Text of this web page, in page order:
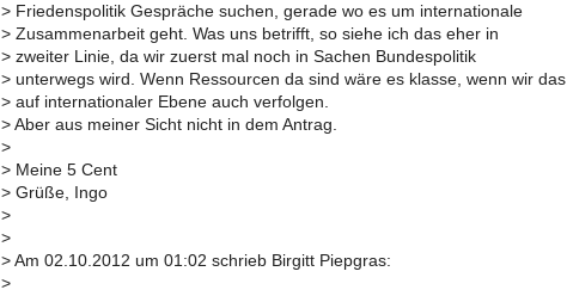
> Friedenspolitik Gespräche suchen, gerade wo es um internationale
> Zusammenarbeit geht. Was uns betrifft, so siehe ich das eher in
> zweiter Linie, da wir zuerst mal noch in Sachen Bundespolitik
> unterwegs wird. Wenn Ressourcen da sind wäre es klasse, wenn wir das
> auf internationaler Ebene auch verfolgen.
> Aber aus meiner Sicht nicht in dem Antrag.
>
> Meine 5 Cent
> Grüße, Ingo
>
>
> Am 02.10.2012 um 01:02 schrieb Birgitt Piepgras:
>